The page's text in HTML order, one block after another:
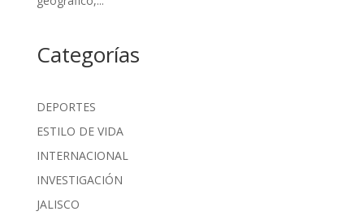
Categorías
DEPORTES
ESTILO DE VIDA
INTERNACIONAL
INVESTIGACIÓN
JALISCO